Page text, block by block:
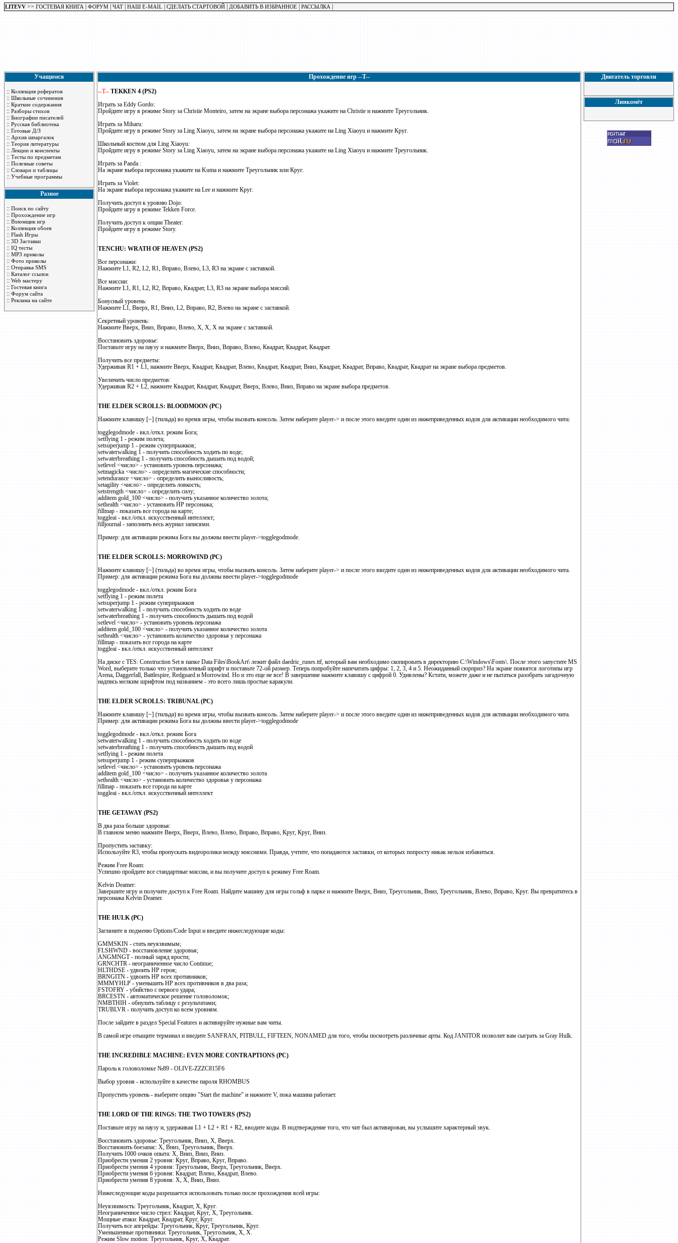
LITEVV >> ГОСТЕВАЯ КНИГА ФОРУМ ЧАТ НАШ E-MAIL СДЕЛАТЬ СТАРТОВОЙ ДОБАВИТЬ В ИЗБРАННОЕ РАССЫЛКА
Учащимся
:: Коллекция рефератов
:: Школьные сочинения
:: Краткие содержания
:: Разборы стихов
:: Биографии писателей
:: Русская библиотека
:: Готовые Д/З
:: Архив шпаргалок
:: Теория литературы
:: Лекции и конспекты
:: Тесты по предметам
:: Полезные советы
:: Словари и таблицы
:: Учебные программы
Разное
:: Поиск по сайту
:: Прохождение игр
:: Взломщик игр
:: Коллекция обоев
:: Flash Игры
:: 3D Заставки
:: IQ тесты
:: MP3 приколы
:: Фото приколы
:: Отправка SMS
:: Каталог ссылок
:: Web мастеру
:: Гостевая книга
:: Форум сайта
:: Реклама на сайте
Прохождение игр --T--
--T-- TEKKEN 4 (PS2)
Играть за Eddy Gordo:
Пройдите игру в режиме Story за Christie Monteiro, затем на экране выбора персонажа укажите на Christie и нажмите Треугольник.
Играть за Miharu:
Пройдите игру в режиме Story за Ling Xiaoyu, затем на экране выбора персонажа укажите на Ling Xiaoyu и нажмите Круг.
Школьный костюм для Ling Xiaoyu:
Пройдите игру в режиме Story за Ling Xiaoyu, затем на экране выбора персонажа укажите на Ling Xiaoyu и нажмите Треугольник.
Играть за Panda :
На экране выбора персонажа укажите на Kuma и нажмите Треугольник или Круг.
Играть за Violet:
На экране выбора персонажа укажите на Lee и нажмите Круг.
Получить доступ к уровню Dojo:
Пройдите игру в режиме Tekken Force.
Получить доступ к опции Theater:
Пройдите игру в режиме Story.
TENCHU: WRATH OF HEAVEN (PS2)
Все персонажи:
Нажмите L1, R2, L2, R1, Вправо, Влево, L3, R3 на экране с заставкой.
Все миссии:
Нажмите L1, R1, L2, R2, Вправо, Квадрат, L3, R3 на экране выбора миссий.
Бонусный уровень:
Нажмите L1, Вверх, R1, Вниз, L2, Вправо, R2, Влево на экране с заставкой.
Секретный уровень:
Нажмите Вверх, Вниз, Вправо, Влево, X, X, X на экране с заставкой.
Восстановить здоровье:
Поставьте игру на паузу и нажмите Вверх, Вниз, Вправо, Влево, Квадрат, Квадрат, Квадрат.
Получить все предметы:
Удерживая R1 + L1, нажмите Вверх, Квадрат, Квадрат, Влево, Квадрат, Квадрат, Вниз, Квадрат, Квадрат, Вправо, Квадрат, Квадрат на экране выбора предметов.
Увеличить число предметов:
Удерживая R2 + L2, нажмите Квадрат, Квадрат, Квадрат, Вверх, Влево, Вниз, Вправо на экране выбора предметов.
THE ELDER SCROLLS: BLOODMOON (PC)
Нажмите клавишу [~] (тильда) во время игры, чтобы вызвать консоль. Затем наберите player-> и после этого введите один из нижеприведенных кодов для активации необходимого чита:
togglegodmode - вкл./откл. режим Бога;
setflying 1 - режим полета;
setsuperjump 1 - режим суперпрыжков;
setwaterwalking 1 - получить способность ходить по воде;
setwaterbreathing 1 - получить способность дышать под водой;
setlevel <число> - установить уровень персонажа;
setmagicka <число> - определить магические способности;
setendurance <число> - определить выносливость;
setagility <число> - определить ловкость;
setstrength <число> - определить силу;
additem gold_100 <число> - получить указанное количество золота;
sethealth <число> - установить HP персонажа;
fillmap - показать все города на карте;
toggleai - вкл./откл. искусственный интеллект;
filljournal - заполнить весь журнал записями.
Пример: для активации режима Бога вы должны ввести player->togglegodmode.
THE ELDER SCROLLS: MORROWIND (PC)
Нажмите клавишу [~] (тильда) во время игры, чтобы вызвать консоль. Затем наберите player-> и после этого введите один из нижеприведенных кодов для активации необходимого чита.
Пример: для активации режима Бога вы должны ввести player->togglegodmode
togglegodmode - вкл./откл. режим Бога
setflying 1 - режим полета
setsuperjump 1 - режим суперпрыжков
setwaterwalking 1 - получить способность ходить по воде
setwaterbreathing 1 - получить способность дышать под водой
setlevel <число> - установить уровень персонажа
additem gold_100 <число> - получить указанное количество золота
sethealth <число> - установить количество здоровья у персонажа
fillmap - показать все города на карте
toggleai - вкл./откл. искусственный интеллект
На диске с TES: Construction Set в папке Data Files\BookArt\ лежит файл daedric_runes.ttf, который вам необходимо скопировать в директорию C:\Windows\Fonts\. После этого запустите MS
Word, выберите только что установленный шрифт и поставьте 72-ой размер. Теперь попробуйте напечатать цифры: 1, 2, 3, 4 и 5. Неожиданный сюрприз? На экране появятся логотипы игр
Arena, Daggerfall, Battlespire, Redguard и Morrowind. Но и это еще не все! В завершение нажмите клавишу с цифрой 0. Удивлены? Кстати, можете даже и не пытаться разобрать загадочную
надпись мелким шрифтом под названием - это всего лишь простые каракули.
THE ELDER SCROLLS: TRIBUNAL (PC)
Нажмите клавишу [~] (тильда) во время игры, чтобы вызвать консоль. Затем наберите player-> и после этого введите один из нижеприведенных кодов для активации необходимого чита.
Пример: для активации режима Бога вы должны ввести player->togglegodmode
togglegodmode - вкл./откл. режим Бога
setwaterwalking 1 - получить способность ходить по воде
setwaterbreathing 1 - получить способность дышать под водой
setflying 1 - режим полета
setsuperjump 1 - режим суперпрыжков
setlevel <число> - установить уровень персонажа
additem gold_100 <число> - получить указанное количество золота
sethealth <число> - установить количество здоровья у персонажа
fillmap - показать все города на карте
toggleai - вкл./откл. искусственный интеллект
THE GETAWAY (PS2)
В два раза больше здоровья:
В главном меню нажмите Вверх, Вверх, Влево, Влево, Вправо, Вправо, Круг, Круг, Вниз.
Пропустить заставку:
Используйте R3, чтобы пропускать видеоролики между миссиями. Правда, учтите, что попадаются заставки, от которых попросту никак нельзя избавиться.
Режим Free Roam:
Успешно пройдите все стандартные миссии, и вы получите доступ к режиму Free Roam.
Kelvin Deamer:
Завершите игру и получите доступ к Free Roam. Найдите машину для игры гольф в парке и нажмите Вверх, Вниз, Треугольник, Вниз, Треугольник, Влево, Вправо, Круг. Вы превратитесь в
персонажа Kelvin Deamer.
THE HULK (PC)
Загляните в подменю Options/Code Input и введите нижеследующие коды:
GMMSKIN - стать неуязвимым;
FLSHWND - восстановление здоровья;
ANGMNGT - полный заряд ярости;
GRNCHTR - неограниченное число Continue;
HLTHDSE - удвоить HP героя;
BRNGITN - удвоить HP всех противников;
MMMYHLP - уменьшить HP всех противников в два раза;
FSTOFRY - убийство с первого удара;
BRCESTN - автоматическое решение головоломок;
NMBTHIH - обнулить таблицу с результатами;
TRUBLVR - получить доступ ко всем уровням.
После зайдите в раздел Special Features и активируйте нужные вам читы.
В самой игре отыщите терминал и введите SANFRAN, PITBULL, FIFTEEN, NONAMED для того, чтобы посмотреть различные арты. Код JANITOR позволит вам сыграть за Gray Hulk.
THE INCREDIBLE MACHINE: EVEN MORE CONTRAPTIONS (PC)
Пароль к головоломке №89 - OLIVE-ZZZC815F6
Выбор уровня - используйте в качестве пароля RHOMBUS
Пропустить уровень - выберите опцию "Start the machine" и нажмите V, пока машина работает.
THE LORD OF THE RINGS: THE TWO TOWERS (PS2)
Поставьте игру на паузу и, удерживая L1 + L2 + R1 + R2, вводите коды. В подтверждение того, что чит был активирован, вы услышите характерный звук.
Восстановить здоровье: Треугольник, Вниз, X, Вверх.
Восстановить боезапас: X, Вниз, Треугольник, Вверх.
Получить 1000 очков опыта: X, Вниз, Вниз, Вниз.
Приобрести умения 2 уровня: Круг, Вправо, Круг, Вправо.
Приобрести умения 4 уровня: Треугольник, Вверх, Треугольник, Вверх.
Приобрести умения 6 уровня: Квадрат, Влево, Квадрат, Влево.
Приобрести умения 8 уровня: X, X, Вниз, Вниз.
Нижеследующие коды разрешается использовать только после прохождения всей игры:
Неуязвимость: Треугольник, Квадрат, X, Круг.
Неограниченное число стрел: Квадрат, Круг, X, Треугольник.
Мощные атаки: Квадрат, Квадрат, Круг, Круг.
Получить все апгрейды: Треугольник, Круг, Треугольник, Круг.
Уменьшенные противники: Треугольник, Треугольник, X, X.
Режим Slow motion: Треугольник, Круг, X, Квадрат.
Двигатель торговли
Линкомёт